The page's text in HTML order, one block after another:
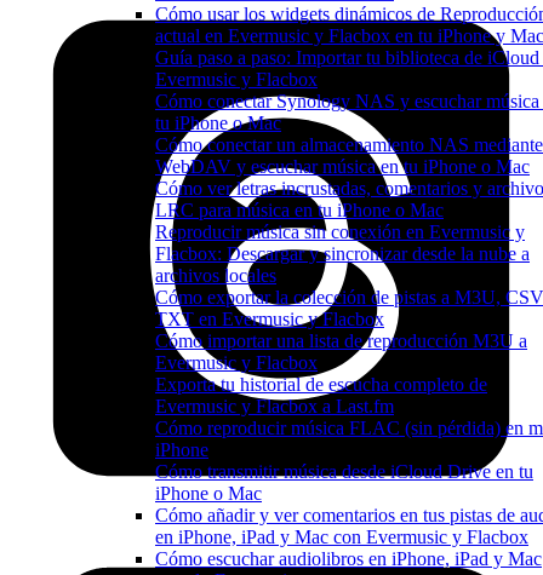
Cómo usar los widgets dinámicos de
actual en Evermusic y Flacbox en tu iPhone y Mac
Guía paso a paso: Importar tu biblioteca de iCloud
Evermusic y Flacbox
Cómo conectar Synology NAS y escuchar música
tu iPhone o Mac
Cómo conectar un almacenamiento NAS mediante
WebDAV y escuchar música en tu iPhone o Mac
Cómo ver letras incrustadas, comentarios y
LRC para música en tu iPhone o Mac
Reproducir música sin conexión en Evermusic y
Flacbox: Descargar y sincronizar desde la nube a
archivos locales
Cómo exportar la colección de pistas a M3U,
TXT en Evermusic y Flacbox
Cómo importar una lista de reproducción M3U a
Evermusic y Flacbox
Exporta tu historial de escucha completo de
Evermusic y Flacbox a Last.fm
Cómo reproducir música FLAC (sin pérdida) en
iPhone
Cómo transmitir música desde iCloud Drive en tu
iPhone o Mac
Cómo añadir y ver comentarios en tus pistas de
en iPhone, iPad y Mac con Evermusic y Flacbox
Cómo escuchar audiolibros en iPhone, iPad y Mac